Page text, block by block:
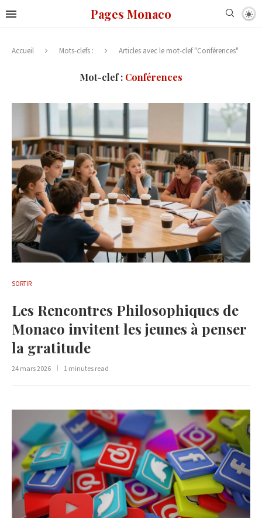
Pages Monaco
Accueil Mots-clefs : Articles avec le mot-clef "Conférences"
Mot-clef : Conférences
SORTIR
Les Rencontres Philosophiques de
Monaco invitent les jeunes à penser
la gratitude
24 mars 2026 1 minutes read